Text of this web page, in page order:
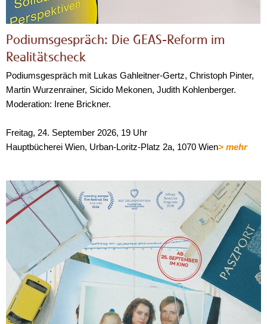
Podiumsgespräch: Die GEAS-Reform im
Realitätscheck
Podiumsgespräch mit Lukas Gahleitner-Gertz, Christoph Pinter,
Martin Wurzenrainer, Sicido Mekonen, Judith Kohlenberger.
Moderation: Irene Brickner.
Freitag, 24. September 2026, 19 Uhr
Hauptbücherei Wien, Urban-Loritz-Platz 2a, 1070 Wien> mehr